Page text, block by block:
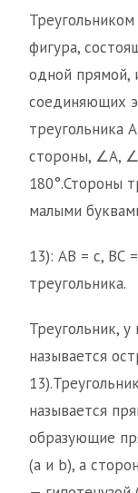
фигура,
одной прямой,
соединяющих
треугольника
стороны, ∠A,
180°.Стороны
малыми
13): АВ = с, ВС
треугольника.
Треугольник,
называется
называется
образующие
(а и b), а